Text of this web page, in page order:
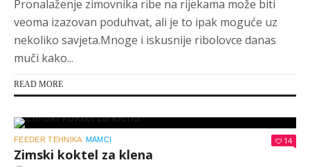
Pronalaženje zimovnika ribe na rijekama može biti
veoma izazovan poduhvat, ali je to ipak moguće uz
nekoliko savjeta.Mnoge i iskusnije ribolovce danas
muči kako...
READ MORE
FEEDER TEHNIKA MAMCI 14
Zimski koktel za klena